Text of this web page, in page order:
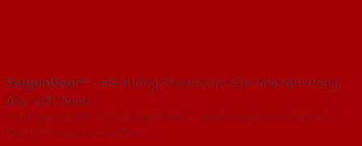
SaigonDoor™ - Hệ thống Showroom cửa nhà tắm hàng
đầu Việt Nam
Copyright ⓒ 2016 – 2026 SaigonDoor™ - www.baogiacuanhom.com |
Đơn vị chủ quản SaigonDoor